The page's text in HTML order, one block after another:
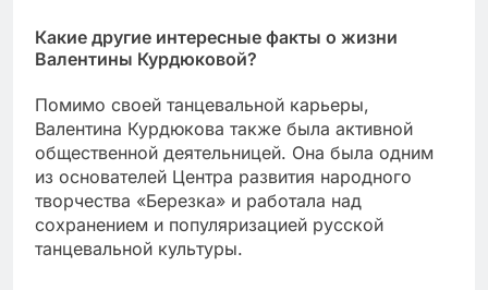
Какие другие интересные факты о жизни
Валентины Курдюковой?
Помимо своей танцевальной карьеры,
Валентина Курдюкова также была активной
общественной деятельницей. Она была одним
из основателей Центра развития народного
творчества «Березка» и работала над
сохранением и популяризацией русской
танцевальной культуры.